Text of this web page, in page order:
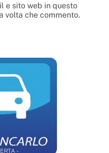
e sito web in questo
volta che commento.